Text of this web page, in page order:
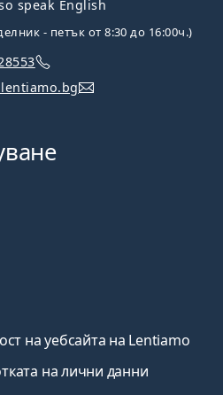
speak English
- петък от 8:30 до 16:00ч.)
на уебсайта на Lentiamo
на лични данни